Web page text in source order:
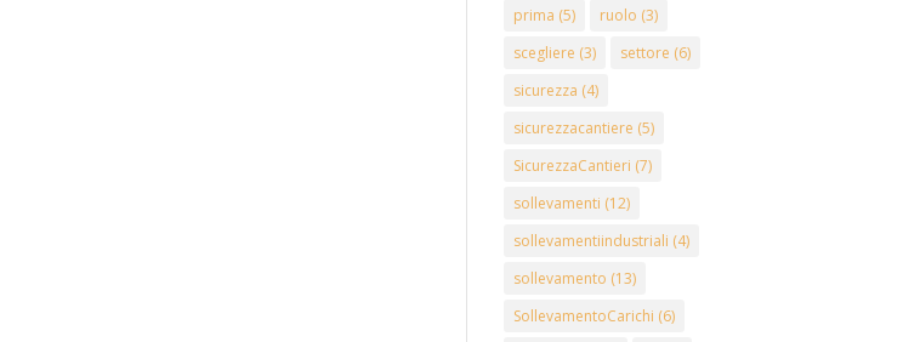
prima (5) ruolo (3)
scegliere (3) settore (6)
sicurezza (4)
sicurezzacantiere (5)
SicurezzaCantieri (7)
sollevamenti (12)
sollevamentiindustriali (4)
sollevamento (13)
SollevamentoCarichi (6)